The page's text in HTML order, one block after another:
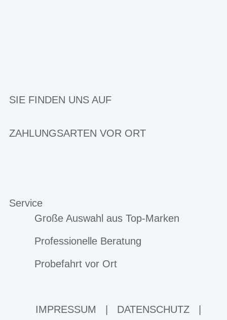
SIE FINDEN UNS AUF
ZAHLUNGSARTEN VOR ORT
Service
Große Auswahl aus Top-Marken
Professionelle Beratung
Probefahrt vor Ort
IMPRESSUM DATENSCHUTZ